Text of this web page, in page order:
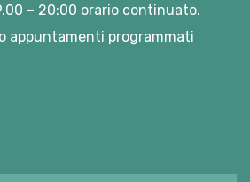
– 20:00 orario continuato.
appuntamenti programmati